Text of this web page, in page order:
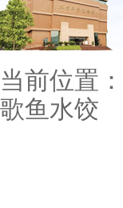
当前位置：
歌鱼水饺